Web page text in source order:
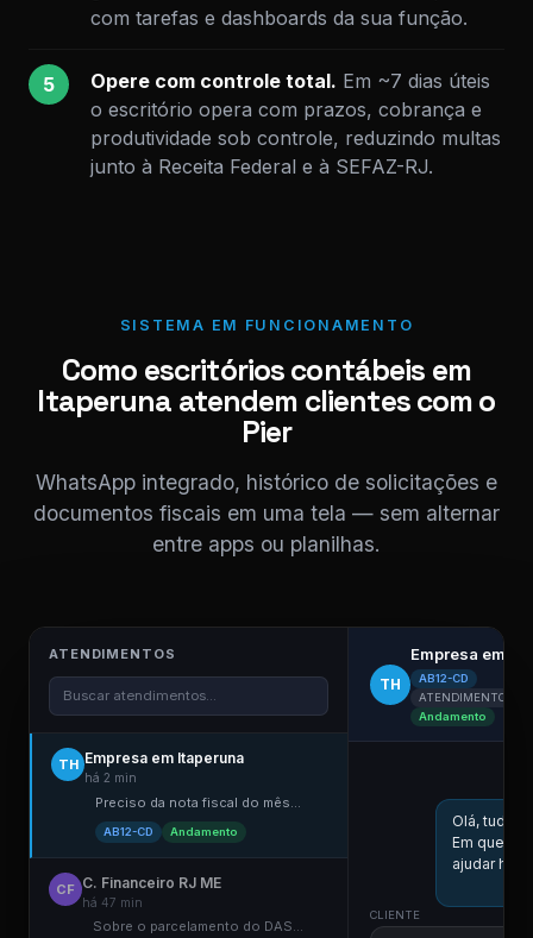
com tarefas e dashboards da sua função.
5 Opere com controle total. Em ~7 dias úteis
o escritório opera com prazos, cobrança e
produtividade sob controle, reduzindo multas
junto à Receita Federal e à SEFAZ-RJ.
SISTEMA EM FUNCIONAMENTO
Como escritórios contábeis em
Itaperuna atendem clientes com o
Pier
WhatsApp integrado, histórico de solicitações e
documentos fiscais em uma tela — sem alternar
entre apps ou planilhas.
ATENDIMENTOS
Buscar atendimentos...
TH Empresa em Itaperuna
há 2 min
Preciso da nota fiscal do mês...
AB12-CD Andamento
CF C. Financeiro RJ ME
há 47 min
Sobre o parcelamento do DAS...
TH
Empresa em
AB12-CD
ATENDIMENTO
Andamento
Olá, tudo
Em que
ajudar
CLIENTE